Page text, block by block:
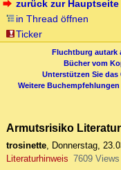
zurück zur Hauptseite
in Thread öffnen
Ticker
Fluchtburg autark
Bücher vom
Unterstützen Sie das
Weitere Buchempfehlungen
Armutsrisiko
trosinette, Donnerstag,
Literaturhinweis 7609 Views